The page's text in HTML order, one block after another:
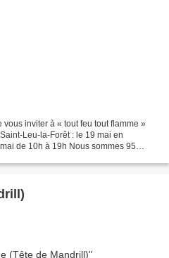
vous inviter à « tout feu tout flamme »
Leu-la-Forêt : le 19 mai en
de 10h à 19h Nous sommes 95